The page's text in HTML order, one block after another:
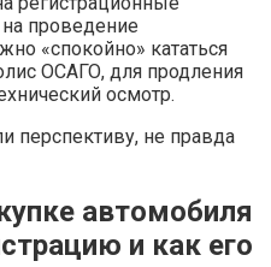
проведение
«спокойно» кататься
ОСАГО, для продления
осмотр.
перспективу, не правда
автомобиля
и как его